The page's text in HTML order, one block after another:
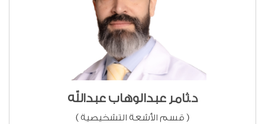
د.ثامر عبدالوهاب عبدالله
( قسم الأشعة التشخيصية )